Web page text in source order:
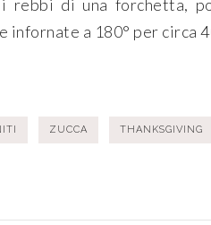
rebbi di una forchetta,
infornate a 180° per circa
ZUCCA THANKSGIVING